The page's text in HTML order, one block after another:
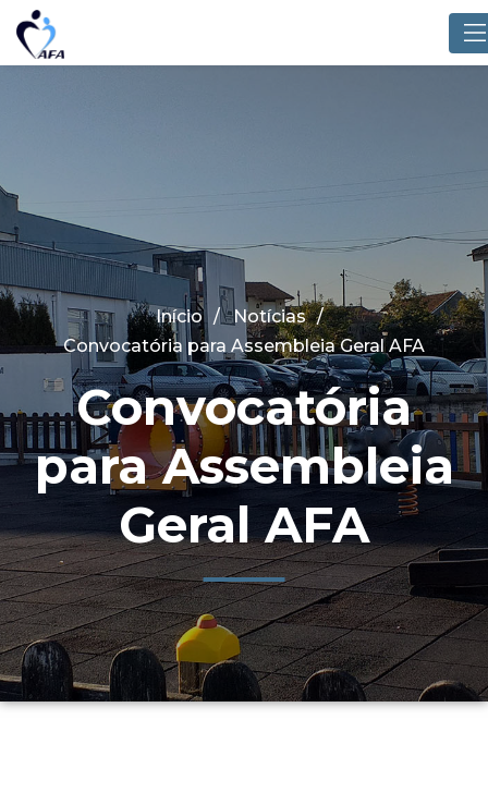
Início
Notícias
Convocatória para Assembleia Geral AFA
Convocatória
para Assembleia
Geral AFA